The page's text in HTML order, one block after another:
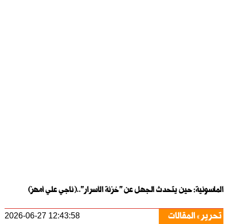
الماسونية: حين يتحدث الجهل عن "خزنة الأسرار"..( ناجي علي أمهز)
تحرير المقالات 2026-06-27 12:43:58